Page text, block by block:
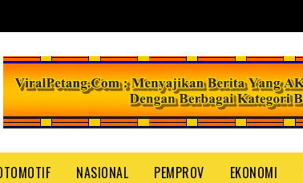
NASIONAL PEMPROV EKONOMI